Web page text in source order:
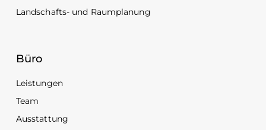
Landschafts- und Raumplanung
Büro
Leistungen
Team
Ausstattung